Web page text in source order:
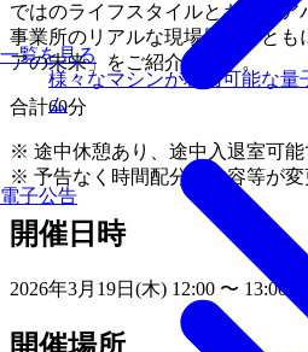
一覧を見る
様々なマシンが利用可能な量
ム
電子公告
ではのライフスタイルとキャリ
事業所のリアルな現場風景ととも
アの未来」をご紹介します。
合計60分
※ 途中休憩あり、途中入退室可能
※ 予告なく時間配分・内容等が
開催日時
2026年3月19日(木) 12:00 〜 13:00